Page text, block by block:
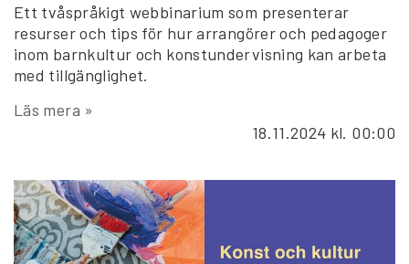
Ett tvåspråkigt webbinarium som presenterar
resurser och tips för hur arrangörer och pedagoger
inom barnkultur och konstundervisning kan arbeta
med tillgänglighet.
Läs mera »
18.11.2024 kl. 00:00